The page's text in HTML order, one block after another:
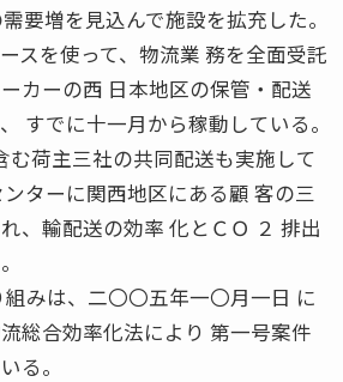
要増を見込んで施設を拡充した。
スを使って、物流業 務を全面受託
カーの西 日本地区の保管・配送
すでに十一月から稼動している。
む荷主三社の共同配送も実施して
ターに関西地区にある顧 客の三
、輸配送の効率 化とＣＯ ２ 排出
みは、二〇〇五年一〇月一日 に
総合効率化法により 第一号案件
る。